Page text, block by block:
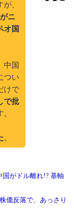
、
ニ
オ国
中国
つい
けで
で批
。
がドル離れ!? 基軸
価反落で、あっさり